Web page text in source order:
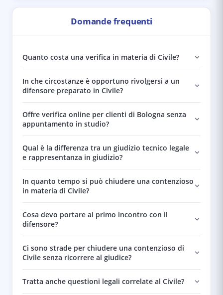
Domande frequenti
Quanto costa una verifica in materia di Civile?
In che circostanze è opportuno rivolgersi a un
difensore preparato in Civile?
Offre verifica online per clienti di Bologna senza
appuntamento in studio?
Qual è la differenza tra un giudizio tecnico legale
e rappresentanza in giudizio?
In quanto tempo si può chiudere una contenzioso
in materia di Civile?
Cosa devo portare al primo incontro con il
difensore?
Ci sono strade per chiudere una contenzioso di
Civile senza ricorrere al giudice?
Tratta anche questioni legali correlate al Civile?